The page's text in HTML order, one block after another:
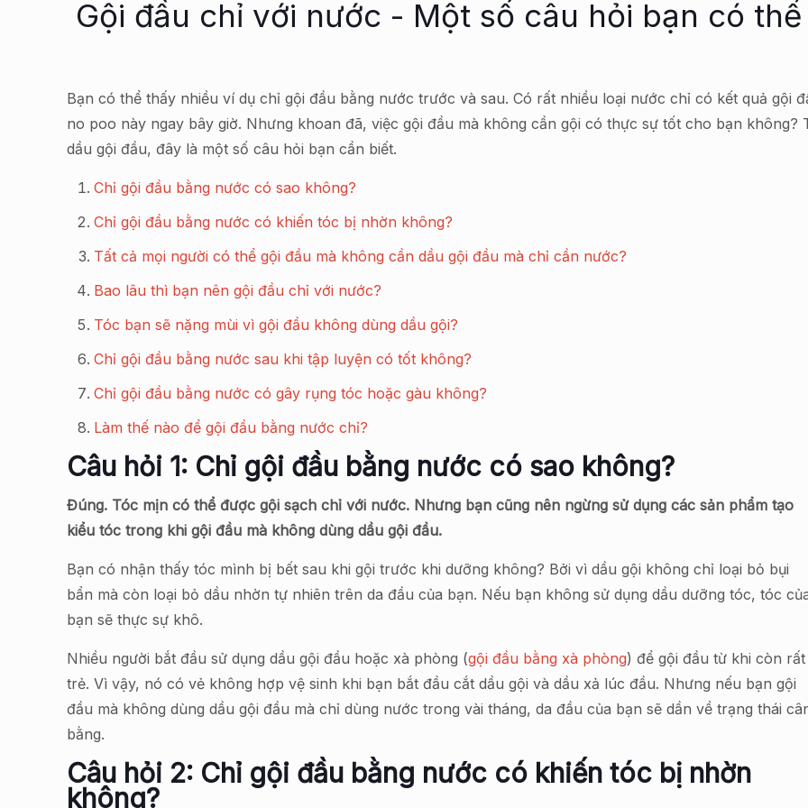
Gội đầu chỉ với nước - Một số câu hỏi bạn có
Bạn có thể thấy nhiều ví dụ chỉ gội đầu bằng nước trước và sau. Có rất nhiều loại nước chỉ có kết quả gội
no poo này ngay bây giờ. Nhưng khoan đã, việc gội đầu mà không cần gội có thực sự tốt cho bạn
dầu gội đầu, đây là một số câu hỏi bạn cần biết.
Chỉ gội đầu bằng nước có sao không?
Chỉ gội đầu bằng nước có khiến tóc bị nhờn không?
Tất cả mọi người có thể gội đầu mà không cần dầu gội đầu mà chỉ cần nước?
Bao lâu thì bạn nên gội đầu chỉ với nước?
Tóc bạn sẽ nặng mùi vì gội đầu không dùng dầu gội?
Chỉ gội đầu bằng nước sau khi tập luyện có tốt không?
Chỉ gội đầu bằng nước có gây rụng tóc hoặc gàu không?
Làm thế nào để gội đầu bằng nước chỉ?
Câu hỏi 1: Chỉ gội đầu bằng nước có sao không?
Đúng. Tóc mịn có thể được gội sạch chỉ với nước. Nhưng bạn cũng nên ngừng sử dụng các sản phẩm tạo
kiểu tóc trong khi gội đầu mà không dùng dầu gội đầu.
Bạn có nhận thấy tóc mình bị bết sau khi gội trước khi dưỡng không? Bởi vì dầu gội không chỉ loại bỏ bụi
bẩn mà còn loại bỏ dầu nhờn tự nhiên trên da đầu của bạn. Nếu bạn không sử dụng dầu dưỡng tóc, tóc
bạn sẽ thực sự khô.
Nhiều người bắt đầu sử dụng dầu gội đầu hoặc xà phòng (gội đầu bằng xà phòng) để gội đầu từ khi còn rất
trẻ. Vì vậy, nó có vẻ không hợp vệ sinh khi bạn bắt đầu cắt dầu gội và dầu xả lúc đầu. Nhưng nếu bạn gội
đầu mà không dùng dầu gội đầu mà chỉ dùng nước trong vài tháng, da đầu của bạn sẽ dần về trạng thái
bằng.
Câu hỏi 2: Chỉ gội đầu bằng nước có khiến tóc bị nhờn
không?